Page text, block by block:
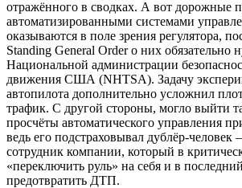
отражённого в сводках. А вот дорожные
автоматизированными системами
оказываются в поле зрения регулятора,
Standing General Order о них обязательно
Национальной администрации
движения США (NHTSA). Задачу
автопилота дополнительно усложнил
трафик. С другой стороны, могло выйти
просчёты автоматического управления
ведь его подстраховывал дублёр-
сотрудник компании, который в
«переключить руль» на себя и в
предотвратить ДТП.